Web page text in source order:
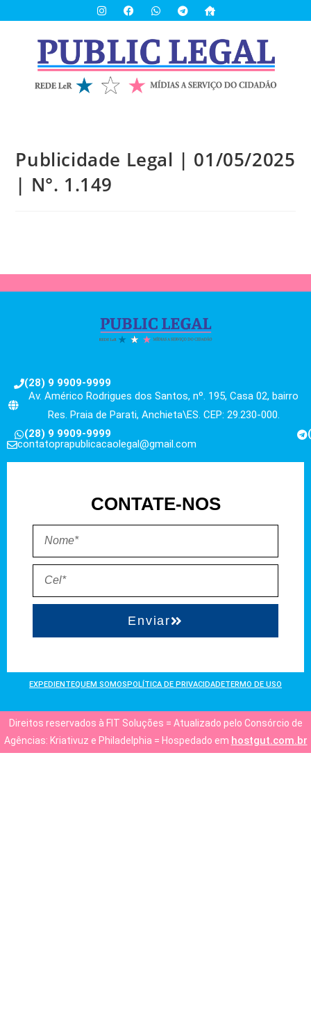
Publicidade Legal | 01/05/2025
| N°. 1.149
(28) 9 9909-9999
Av. Américo Rodrigues dos Santos, nº. 195, Casa 02, bairro
Res. Praia de Parati, Anchieta\ES. CEP: 29.230-000.
(28) 9 9909-9999
contatoprapublicacaolegal@gmail.com
CONTATE-NOS
Enviar
EXPEDIENTEQUEM SOMOSPOLÍTICA DE PRIVACIDADETERMO DE USO
Direitos reservados à FIT Soluções = Atualizado pelo Consórcio de
Agências: Kriativuz e Philadelphia = Hospedado em hostgut.com.br